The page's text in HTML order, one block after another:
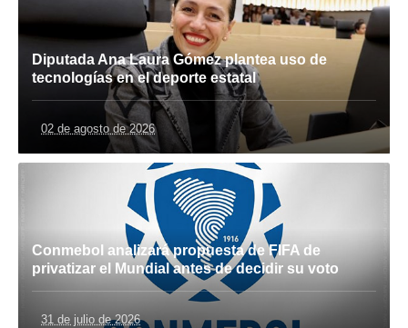
Diputada Ana Laura Gómez plantea uso de
tecnologías en el deporte estatal
02 de agosto de 2026
Conmebol analizará propuesta de FIFA de
privatizar el Mundial antes de decidir su voto
31 de julio de 2026